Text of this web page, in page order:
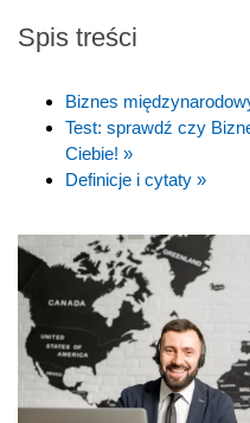
Spis treści
Biznes
Test: sprawdź czy
Ciebie! »
Definicje i cytaty »